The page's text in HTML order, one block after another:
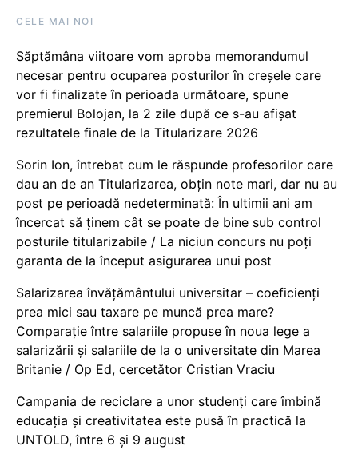
CELE MAI NOI
Săptămâna viitoare vom aproba memorandumul
necesar pentru ocuparea posturilor în creșele care
vor fi finalizate în perioada următoare, spune
premierul Bolojan, la 2 zile după ce s-au afișat
rezultatele finale de la Titularizare 2026
Sorin Ion, întrebat cum le răspunde profesorilor care
dau an de an Titularizarea, obțin note mari, dar nu au
post pe perioadă nedeterminată: În ultimii ani am
încercat să ținem cât se poate de bine sub control
posturile titularizabile / La niciun concurs nu poți
garanta de la început asigurarea unui post
Salarizarea învățământului universitar – coeficienți
prea mici sau taxare pe muncă prea mare?
Comparație între salariile propuse în noua lege a
salarizării și salariile de la o universitate din Marea
Britanie / Op Ed, cercetător Cristian Vraciu
Campania de reciclare a unor studenți care îmbină
educația și creativitatea este pusă în practică la
UNTOLD, între 6 și 9 august